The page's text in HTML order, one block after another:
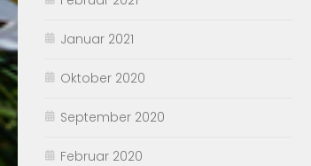
Januar 2021
Oktober 2020
September 2020
Februar 2020